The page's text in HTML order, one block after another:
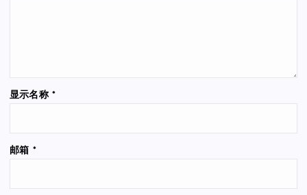
显示名称 *
邮箱 *